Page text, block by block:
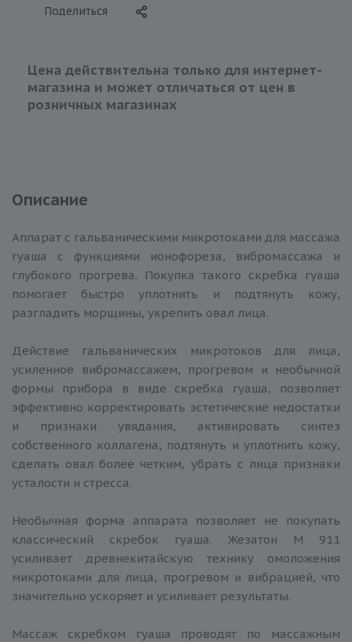
Поделиться
Цена действительна только для интернет-
магазина и может отличаться от цен в
розничных магазинах
Описание
Аппарат с гальваническими микротоками для массажа
гуаша с функциями ионофореза, вибромассажа и
глубокого прогрева. Покупка такого скребка гуаша
помогает быстро уплотнить и подтянуть кожу,
разгладить морщины, укрепить овал лица.
Действие гальванических микротоков для лица,
усиленное вибромассажем, прогревом и необычной
формы прибора в виде скребка гуаша, позволяет
эффективно корректировать эстетические недостатки
и признаки увядания, активировать синтез
собственного коллагена, подтянуть и уплотнить кожу,
сделать овал более четким, убрать с лица признаки
усталости и стресса.
Необычная форма аппарата позволяет не покупать
классический скребок гуаша. Жезатон М 911
усиливает древнекитайскую технику омоложения
микротоками для лица, прогревом и вибрацией, что
значительно ускоряет и усиливает результаты.
Массаж скребком гуаша проводят по массажным